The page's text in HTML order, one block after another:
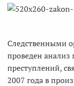
Следственными
проведен анализ
преступлений,
2007 года в